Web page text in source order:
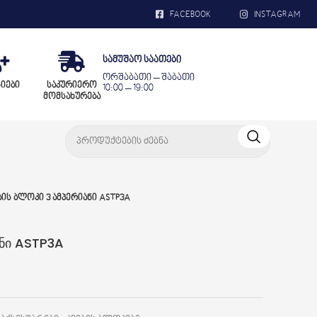
FACEBOOK INSTAGRAM
საკურიერო
მომსახურება
სამუშაო საათები
ორშაბათი – შაბათი
10:00 – 19:00
ბლოკი 3 ამპერიანი ASTP3A
ASTP3A